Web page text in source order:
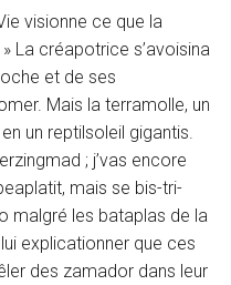
visionne ce que la
La créapotrice s’avoisina
et de ses
Mais la terramolle, un
un reptilsoleil gigantis.
; j’vas encore
mais se bis-tri-
malgré les bataplas de la
explicationner que ces
des zamador dans leur